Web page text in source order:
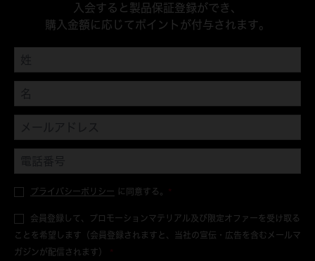
入会すると製品保証登録ができ、
購入金額に応じてポイントが付与されます。
プライバシーポリシー に同意する。 *
会員登録して、プロモーションマテリアル及び限定オファーを受け取る
ことを希望します（会員登録されますと、当社の宣伝・広告を含むメールマ
ガジンが配信されます） *